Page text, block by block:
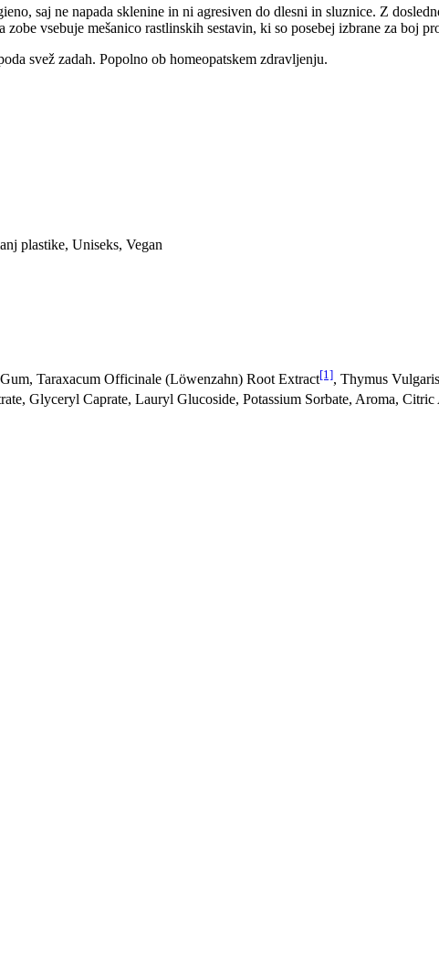
saj ne napada sklenine in ni agresiven do dlesni in sluznice. Z
vsebuje mešanico rastlinskih sestavin, ki so posebej izbrane za boj
svež zadah. Popolno ob homeopatskem zdravljenju.
plastike, Uniseks, Vegan
Taraxacum Officinale (Löwenzahn) Root Extract[1], Thymus
Glyceryl Caprate, Lauryl Glucoside, Potassium Sorbate, Aroma, Citric